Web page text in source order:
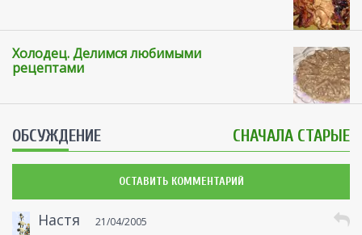
Холодец. Делимся любимыми
рецептами
ОБСУЖДЕНИЕ СНАЧАЛА СТАРЫЕ
ОСТАВИТЬ КОММЕНТАРИЙ
Настя 21/04/2005